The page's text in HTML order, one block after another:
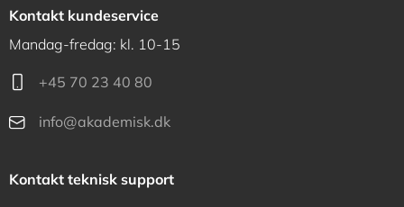
Kontakt kundeservice
Mandag-fredag: kl. 10-15
+45 70 23 40 80
info@akademisk.dk
Kontakt teknisk support